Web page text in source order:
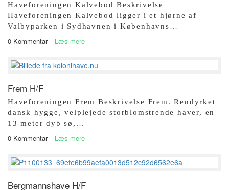
Haveforeningen Kalvebod Beskrivelse
Haveforeningen Kalvebod ligger i et hjørne af
Valbyparken i Sydhavnen i Københavns…
0 Kommentar Læs mere
Frem H/F
Haveforeningen Frem Beskrivelse Frem. Rendyrket
dansk hygge, velplejede storblomstrende haver, en
13 meter dyb sø, …
0 Kommentar Læs mere
Bergmannshave H/F